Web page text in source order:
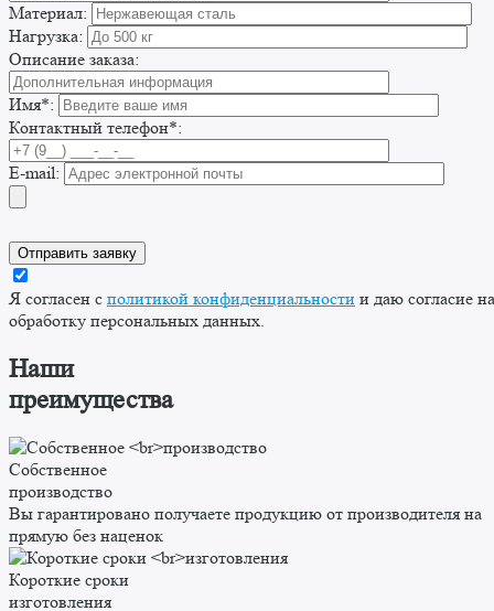
Материал:
Нагрузка:
Описание заказа:
Имя*:
Контактный телефон*:
E-mail:
Я согласен с политикой конфиденциальности и даю согласие на
обработку персональных данных.
Наши
преимущества
Собственное
производство
Вы гарантировано получаете продукцию от производителя на
прямую без наценок
Короткие сроки
изготовления